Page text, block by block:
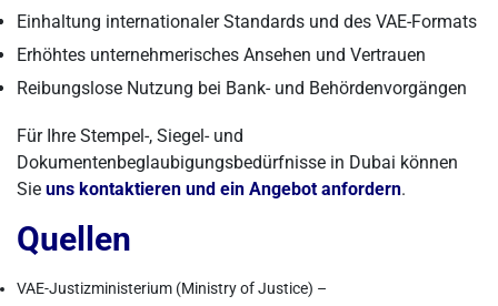
Einhaltung internationaler Standards und des VAE-Formats
Erhöhtes unternehmerisches Ansehen und Vertrauen
Reibungslose Nutzung bei Bank- und Behördenvorgängen
Für Ihre Stempel-, Siegel- und
Dokumentenbeglaubigungsbedürfnisse in Dubai können
Sie uns kontaktieren und ein Angebot anfordern.
Quellen
VAE-Justizministerium (Ministry of Justice) –